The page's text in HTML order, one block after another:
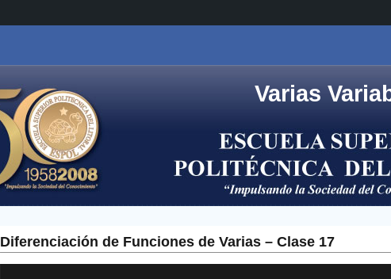
Varias
Diferenciación de Funciones de Varias – Clase 17